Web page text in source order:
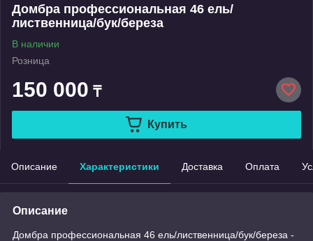
Домбра профессиональная 46 ель/
лиственница/бук/береза
В наличии
Розница
150 000 ₸
Купить
Описание Характеристики Доставка Оплата
Описание
Домбра профессиональная 46 ель/лиственница/бук/береза -